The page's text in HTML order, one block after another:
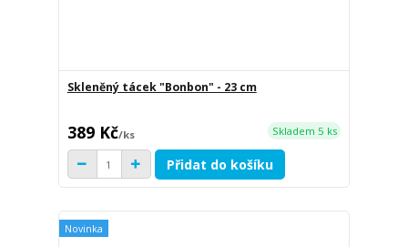
Skleněný tácek "Bonbon" - 23 cm
389 Kč/ks Skladem 5 ks
Přidat do košíku
Novinka